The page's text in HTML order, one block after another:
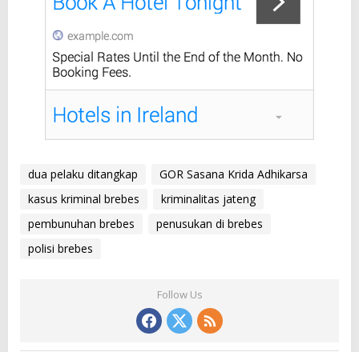
dua pelaku ditangkap
GOR Sasana Krida Adhikarsa
kasus kriminal brebes
kriminalitas jateng
pembunuhan brebes
penusukan di brebes
polisi brebes
Follow Us